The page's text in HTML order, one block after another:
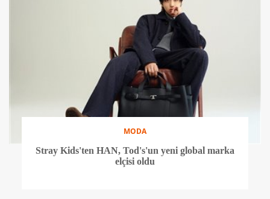
MODA
Stray Kids'ten HAN, Tod's'un yeni global marka
elçisi oldu